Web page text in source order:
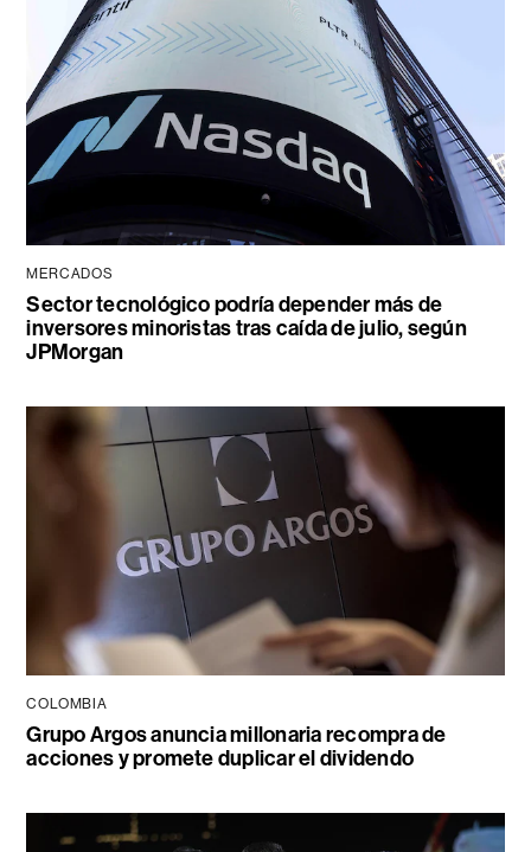
MERCADOS
Sector tecnológico podría depender más de
inversores minoristas tras caída de julio, según
JPMorgan
COLOMBIA
Grupo Argos anuncia millonaria recompra de
acciones y promete duplicar el dividendo